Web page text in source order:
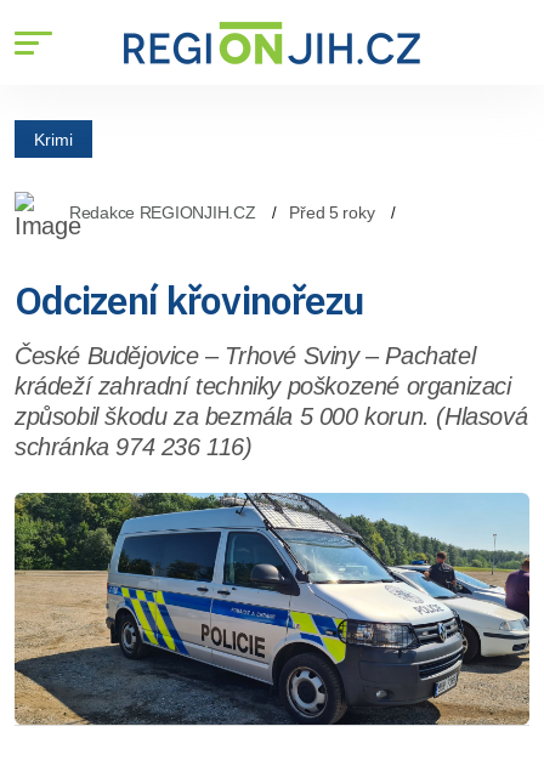
Krimi
Redakce REGIONJIH.CZ Před 5 roky
Odcizení křovinořezu
České Budějovice – Trhové Sviny – Pachatel
krádeží zahradní techniky poškozené organizaci
způsobil škodu za bezmála 5 000 korun. (Hlasová
schránka 974 236 116)